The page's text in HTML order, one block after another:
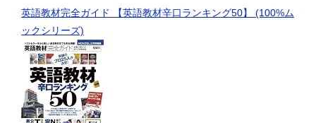
英語教材完全ガイド 【英語教材辛口ランキング50】 (100%ム
ックシリーズ)